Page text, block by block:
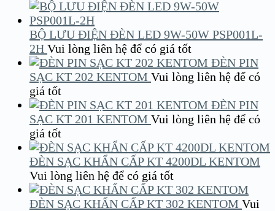
BỘ LƯU ĐIỆN ĐÈN LED 9W-50W PSP001L-
2H Vui lòng liên hệ để có giá tốt
ĐÈN PIN
SẠC KT 202 KENTOM Vui lòng liên hệ để có
giá tốt
ĐÈN PIN
SẠC KT 201 KENTOM Vui lòng liên hệ để có
giá tốt
ĐÈN SẠC KHẨN CẤP KT 4200DL KENTOM
Vui lòng liên hệ để có giá tốt
ĐÈN SẠC KHẨN CẤP KT 302 KENTOM Vui